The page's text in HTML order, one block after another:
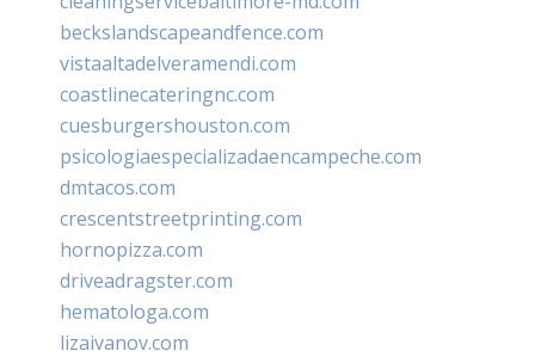
beckslandscapeandfence.com
vistaaltadelveramendi.com
coastlinecateringnc.com
cuesburgershouston.com
psicologiaespecializadaencampeche.com
dmtacos.com
crescentstreetprinting.com
hornopizza.com
driveadragster.com
hematologa.com
lizaivanov.com